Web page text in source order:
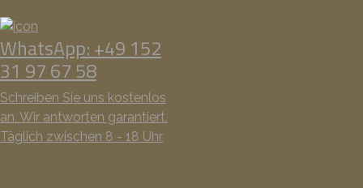
WhatsApp: +49 152
31 97 67 58
Schreiben Sie uns kostenlos
an. Wir antworten garantiert.
Täglich zwischen 8 - 18 Uhr